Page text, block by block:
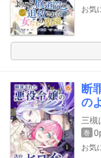
お気
断
の
三槻
巻
お気